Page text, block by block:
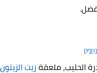
[١] [٢]
الحليب، ملعقةزيت الزيتون